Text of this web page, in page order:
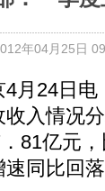
年04月25日
24日电
入情况
81亿元
同比回